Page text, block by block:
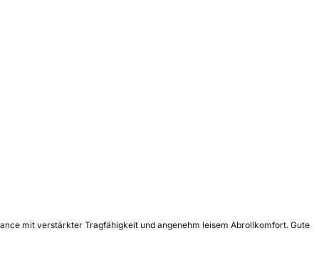
mit verstärkter Tragfähigkeit und angenehm leisem Abrollkomfort. Gute